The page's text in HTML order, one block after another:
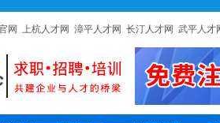
网 上杭人才网 漳平人才网 长汀人才网 武平人才